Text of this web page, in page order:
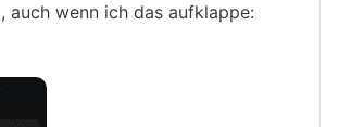
auch wenn ich das aufklappe: